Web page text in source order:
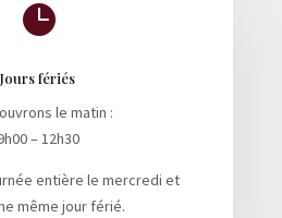

Jours fériés
le matin :
– 12h30
entière le mercredi et
même jour férié.